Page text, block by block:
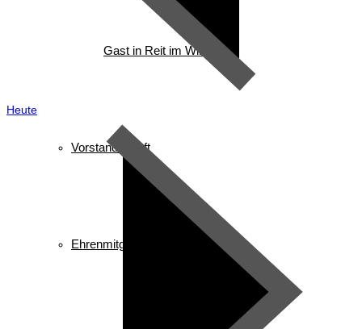
Gast in Reit im Winkl
Vorstandschaft
Ehrenmitglieder/ Ehrentafel
Heute